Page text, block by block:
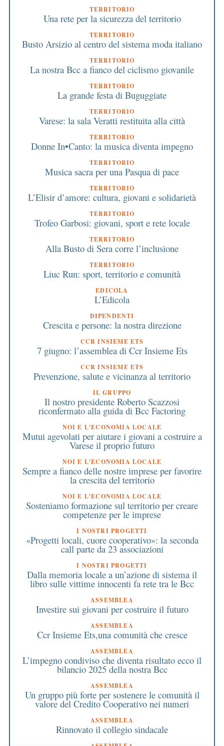
TERRITORIO
Una rete per la sicurezza del territorio
TERRITORIO
Busto Arsizio al centro del sistema moda italiano
TERRITORIO
La nostra Bcc a fianco del ciclismo giovanile
TERRITORIO
La grande festa di Buguggiate
TERRITORIO
Varese: la sala Veratti restituita alla città
TERRITORIO
Donne In•Canto: la musica diventa impegno
TERRITORIO
Musica sacra per una Pasqua di pace
TERRITORIO
L’Elisir d’amore: cultura, giovani e solidarietà
TERRITORIO
Trofeo Garbosi: giovani, sport e rete locale
TERRITORIO
Alla Busto di Sera corre l’inclusione
TERRITORIO
Liuc Run: sport, territorio e comunità
EDICOLA
L’Edicola
DIPENDENTI
Crescita e persone: la nostra direzione
CCR INSIEME ETS
7 giugno: l’assemblea di Ccr Insieme Ets
CCR INSIEME ETS
Prevenzione, salute e vicinanza al territorio
IL GRUPPO
Il nostro presidente Roberto Scazzosi
riconfermato alla guida di Bcc Factoring
NOI E L'ECONOMIA LOCALE
Mutui agevolati per aiutare i giovani a costruire a
Varese il proprio futuro
NOI E L'ECONOMIA LOCALE
Sempre a fianco delle nostre imprese per favorire
la crescita del territorio
NOI E L'ECONOMIA LOCALE
Sosteniamo formazione sul territorio per creare
competenze per le imprese
I NOSTRI PROGETTI
«Progetti locali, cuore cooperativo»: la seconda
call parte da 23 associazioni
I NOSTRI PROGETTI
Dalla memoria locale a un’azione di sistema il
libro sulle vittime innocenti fa rete tra le Bcc
ASSEMBLEA
Investire sui giovani per costruire il futuro
ASSEMBLEA
Ccr Insieme Ets,una comunità che cresce
ASSEMBLEA
L’impegno condiviso che diventa risultato ecco il
bilancio 2025 della nostra Bcc
ASSEMBLEA
Un gruppo più forte per sostenere le comunità il
valore del Credito Cooperativo nei numeri
ASSEMBLEA
Rinnovato il collegio sindacale